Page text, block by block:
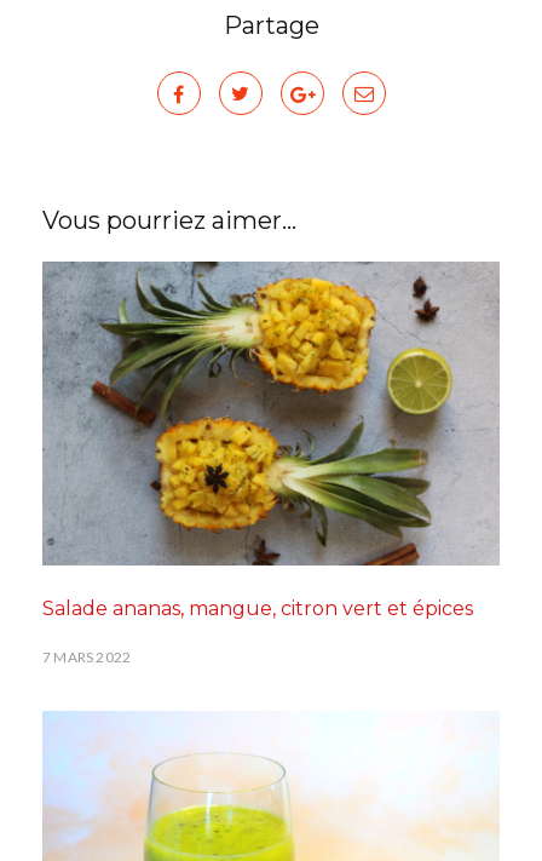
Partage
Vous pourriez aimer...
Salade ananas, mangue, citron vert et épices
7 MARS 2022